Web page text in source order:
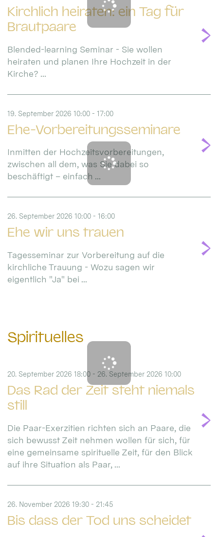
Kirchlich heiraten: ein Tag für
Brautpaare
Blended-learning Seminar - Sie wollen
heiraten und planen Ihre Hochzeit in der
Kirche? ...
Ehe-Vorbereitungsseminare
19. September 2026 10:00 - 17:00
Inmitten der Hochzeitsvorbereitungen,
zwischen all dem, was Sie dabei so
beschäftigt – einfach ...
Ehe wir uns trauen
26. September 2026 10:00 - 16:00
Tagesseminar zur Vorbereitung auf die
kirchliche Trauung - Wozu sagen wir
eigentlich "Ja" bei ...
Spirituelles
Das Rad der Zeit steht niemals
still
20. September 2026 18:00 - 26. September 2026 10:00
Die Paar-Exerzitien richten sich an Paare, die
sich bewusst Zeit nehmen wollen für sich, für
eine gemeinsame spirituelle Zeit, für den Blick
auf ihre Situation als Paar, ...
Bis dass der Tod uns scheidet
26. November 2026 19:30 - 21:45